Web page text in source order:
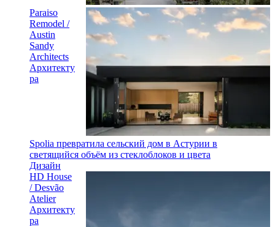
Paraiso
Remodel /
Austin
Sandy
Architects
Архитекту
ра
Spolia превратила сельский дом в Астурии в
светящийся объём из стеклоблоков и цвета
Дизайн
HD House
/ Desvão
Atelier
Архитекту
ра